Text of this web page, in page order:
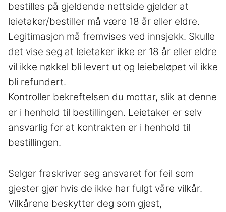
bestilles på gjeldende nettside gjelder at
leietaker/bestiller må være 18 år eller eldre.
Legitimasjon må fremvises ved innsjekk. Skulle
det vise seg at leietaker ikke er 18 år eller eldre
vil ikke nøkkel bli levert ut og leiebeløpet vil ikke
bli refundert.
Kontroller bekreftelsen du mottar, slik at denne
er i henhold til bestillingen. Leietaker er selv
ansvarlig for at kontrakten er i henhold til
bestillingen.
Selger fraskriver seg ansvaret for feil som
gjester gjør hvis de ikke har fulgt våre vilkår.
Vilkårene beskytter deg som gjest,